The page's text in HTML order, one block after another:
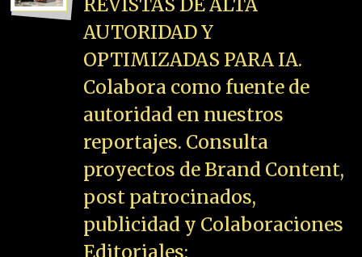
AUTORIDAD Y
OPTIMIZADAS PARA IA.
Colabora como fuente de
autoridad en nuestros
reportajes. Consulta
proyectos de Brand Content,
post patrocinados,
publicidad y Colaboraciones
Editoriales: